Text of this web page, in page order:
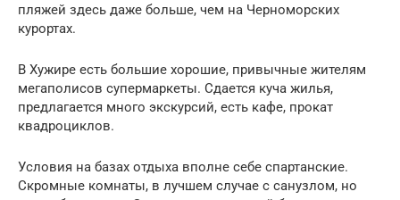
пляжей здесь даже больше, чем на Черноморских
курортах.
В Хужире есть большие хорошие, привычные жителям
мегаполисов супермаркеты. Сдается куча жилья,
предлагается много экскурсий, есть кафе, прокат
квадроциклов.
Условия на базах отдыха вполне себе спартанские.
Скромные комнаты, в лучшем случае с санузлом, но